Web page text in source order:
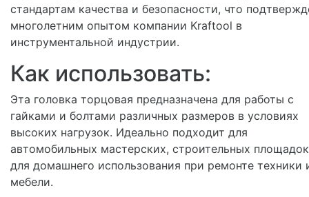
стандартам качества и безопасности, что
многолетним опытом компании Kraftool в
инструментальной индустрии.
Как использовать:
Эта головка торцовая предназначена для работы с
гайками и болтами различных размеров в условиях
высоких нагрузок. Идеально подходит для
автомобильных мастерских, строительных
для домашнего использования при ремонте техники
мебели.